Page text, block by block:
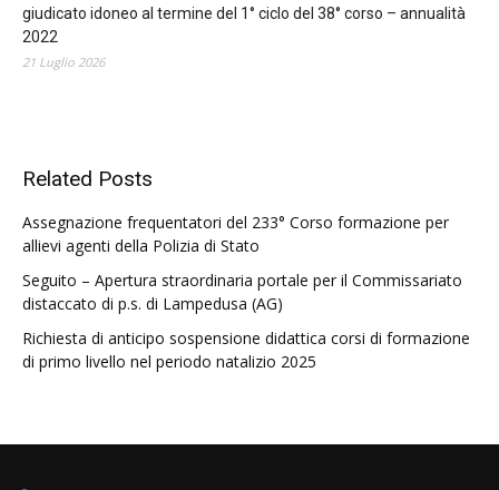
giudicato idoneo al termine del 1° ciclo del 38° corso – annualità
2022
21 Luglio 2026
Related Posts
Assegnazione frequentatori del 233° Corso formazione per
allievi agenti della Polizia di Stato
Seguito – Apertura straordinaria portale per il Commissariato
distaccato di p.s. di Lampedusa (AG)
Richiesta di anticipo sospensione didattica corsi di formazione
di primo livello nel periodo natalizio 2025